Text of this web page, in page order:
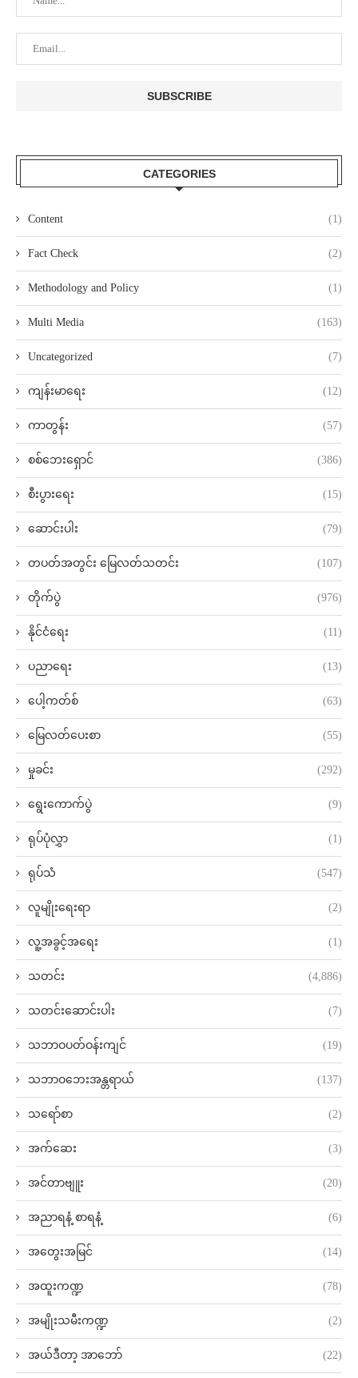
CATEGORIES
Content (1)
Fact Check (2)
Methodology and Policy (1)
Multi Media (163)
Uncategorized (7)
ကျန်းမာရေး (12)
ကာတွန်း (57)
စစ်ဘေးရှောင် (386)
စီးပွားရေး (15)
ဆောင်းပါး (79)
တပတ်အတွင်း မြေလတ်သတင်း (107)
တိုက်ပွဲ (976)
နိုင်ငံရေး (11)
ပညာရေး (13)
ပေါ့ကတ်စ် (63)
မြေလတ်ပေးစာ (55)
မှုခင်း (292)
ရွေးကောက်ပွဲ (9)
ရုပ်ပုံလွှာ (1)
ရုပ်သံ (547)
လူမျိုးရေးရာ (2)
လူ့အခွင့်အရေး (1)
သတင်း (4,886)
သတင်းဆောင်းပါး (7)
သဘာဝပတ်ဝန်းကျင် (19)
သဘာဝဘေးအန္တရာယ် (137)
သရော်စာ (2)
အက်ဆေး (3)
အင်တာဗျူး (20)
အညာရနံ့ စာရနံ့ (6)
အတွေးအမြင် (14)
အထူးကဏ္ဍ (78)
အမျိုးသမီးကဏ္ဍ (2)
အယ်ဒီတာ့ အာဘော် (22)